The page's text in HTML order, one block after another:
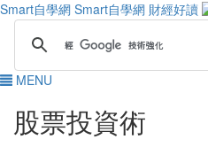
Smart自學網 Smart自學網 財經好讀
MENU
股票投資術